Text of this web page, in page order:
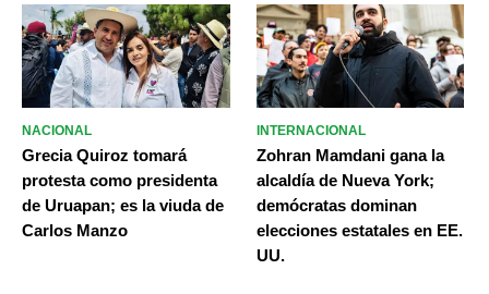
NACIONAL
Grecia Quiroz tomará
protesta como presidenta
de Uruapan; es la viuda de
Carlos Manzo
INTERNACIONAL
Zohran Mamdani gana la
alcaldía de Nueva York;
demócratas dominan
elecciones estatales en EE.
UU.